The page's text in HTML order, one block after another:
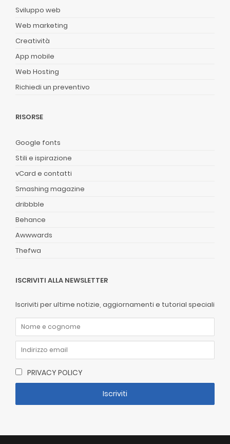
Sviluppo web
Web marketing
Creatività
App mobile
Web Hosting
Richiedi un preventivo
RISORSE
Google fonts
Stili e ispirazione
vCard e contatti
Smashing magazine
dribbble
Behance
Awwwards
Thefwa
ISCRIVITI ALLA NEWSLETTER
Iscriviti per ultime notizie, aggiornamenti e tutorial speciali
PRIVACY POLICY